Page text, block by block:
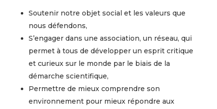
Soutenir notre objet social et les valeurs que
nous défendons,
S’engager dans une association, un réseau, qui
permet à tous de développer un esprit critique
et curieux sur le monde par le biais de la
démarche scientifique,
Permettre de mieux comprendre son
environnement pour mieux répondre aux